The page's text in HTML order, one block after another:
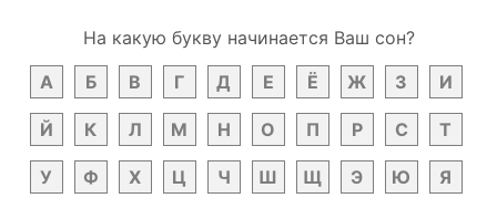
На какую букву начинается Ваш сон?
А
Б В Г Д Е Ё Ж З И
Й К Л М Н О П Р С Т
У Ф Х Ц Ч Ш Щ Э Ю Я